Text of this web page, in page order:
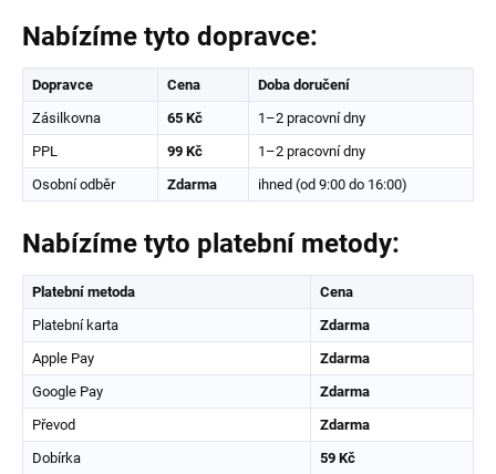
Nabízíme tyto dopravce:
Dopravce Cena
Doba doručení
Zásilkovna
65 Kč
1–2 pracovní dny
PPL
99 Kč
1–2 pracovní dny
Osobní odběr
Zdarma ihned (od 9:00 do 16:00)
Nabízíme tyto platební metody:
Platební metoda
Cena
Platební karta
Zdarma
Apple Pay
Zdarma
Google Pay
Zdarma
Převod
Zdarma
Dobírka
59 Kč